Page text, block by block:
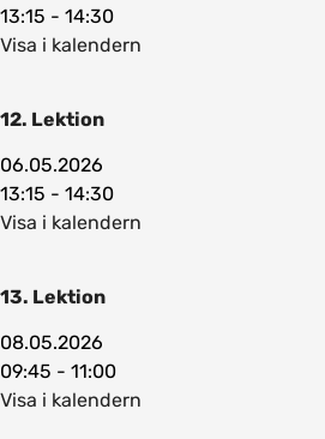
13:15 - 14:30
Visa i kalendern
12. Lektion
06.05.2026
13:15 - 14:30
Visa i kalendern
13. Lektion
08.05.2026
09:45 - 11:00
Visa i kalendern